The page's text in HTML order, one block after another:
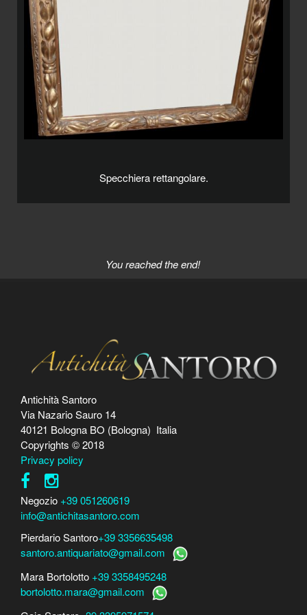
Specchiera rettangolare.
You reached the end!
Antichità Santoro
Via Nazario Sauro 14
40121 Bologna BO (Bologna) Italia
Copyrights © 2018
Privacy policy
Negozio +39 051260619
info@antichitasantoro.com
Pierdario Santoro+39 3356635498
santoro.antiquariato@gmail.com
Mara Bortolotto +39 3358495248
bortolotto.mara@gmail.com